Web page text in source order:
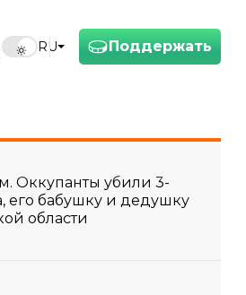
Поддержать
RU
Оккупанты убили 3-
его бабушку и дедушку
области